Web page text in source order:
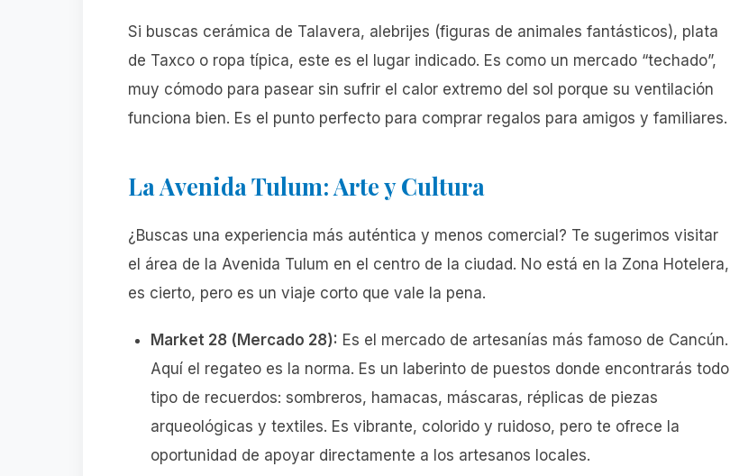
Si buscas cerámica de Talavera, alebrijes (figuras de animales fantásticos), plata
de Taxco o ropa típica, este es el lugar indicado. Es como un mercado “techado”,
muy cómodo para pasear sin sufrir el calor extremo del sol porque su ventilación
funciona bien. Es el punto perfecto para comprar regalos para amigos y familiares.
La Avenida Tulum: Arte y Cultura
¿Buscas una experiencia más auténtica y menos comercial? Te sugerimos visitar
el área de la Avenida Tulum en el centro de la ciudad. No está en la Zona Hotelera,
es cierto, pero es un viaje corto que vale la pena.
Market 28 (Mercado 28): Es el mercado de artesanías más famoso de Cancún.
Aquí el regateo es la norma. Es un laberinto de puestos donde encontrarás todo
tipo de recuerdos: sombreros, hamacas, máscaras, réplicas de piezas
arqueológicas y textiles. Es vibrante, colorido y ruidoso, pero te ofrece la
oportunidad de apoyar directamente a los artesanos locales.